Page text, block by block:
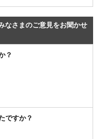
なさまのご意見をお聞かせ
？
ですか？